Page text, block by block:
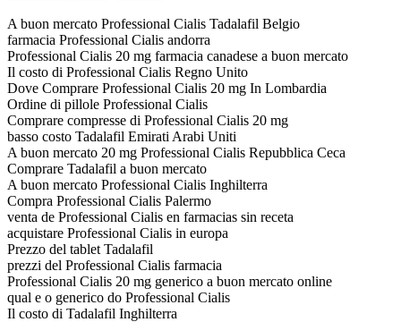
A buon mercato Professional Cialis Tadalafil Belgio
farmacia Professional Cialis andorra
Professional Cialis 20 mg farmacia canadese a buon mercato
Il costo di Professional Cialis Regno Unito
Dove Comprare Professional Cialis 20 mg In Lombardia
Ordine di pillole Professional Cialis
Comprare compresse di Professional Cialis 20 mg
basso costo Tadalafil Emirati Arabi Uniti
A buon mercato 20 mg Professional Cialis Repubblica Ceca
Comprare Tadalafil a buon mercato
A buon mercato Professional Cialis Inghilterra
Compra Professional Cialis Palermo
venta de Professional Cialis en farmacias sin receta
acquistare Professional Cialis in europa
Prezzo del tablet Tadalafil
prezzi del Professional Cialis farmacia
Professional Cialis 20 mg generico a buon mercato online
qual e o generico do Professional Cialis
Il costo di Tadalafil Inghilterra